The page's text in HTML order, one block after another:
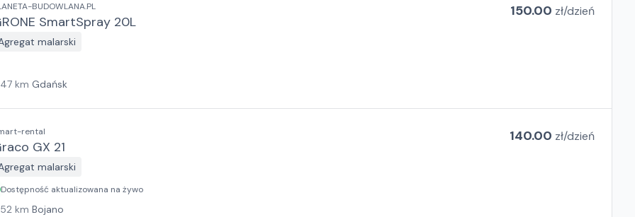
BUDOWLANA.PL
SmartSpray 20L
malarski
150.00 zł/dzień
km Gdańsk
rental
GX 21
malarski
140.00 zł/dzień
Dostępność aktualizowana na żywo
km Bojano